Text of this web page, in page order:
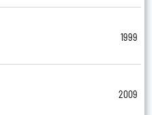
1999
2009